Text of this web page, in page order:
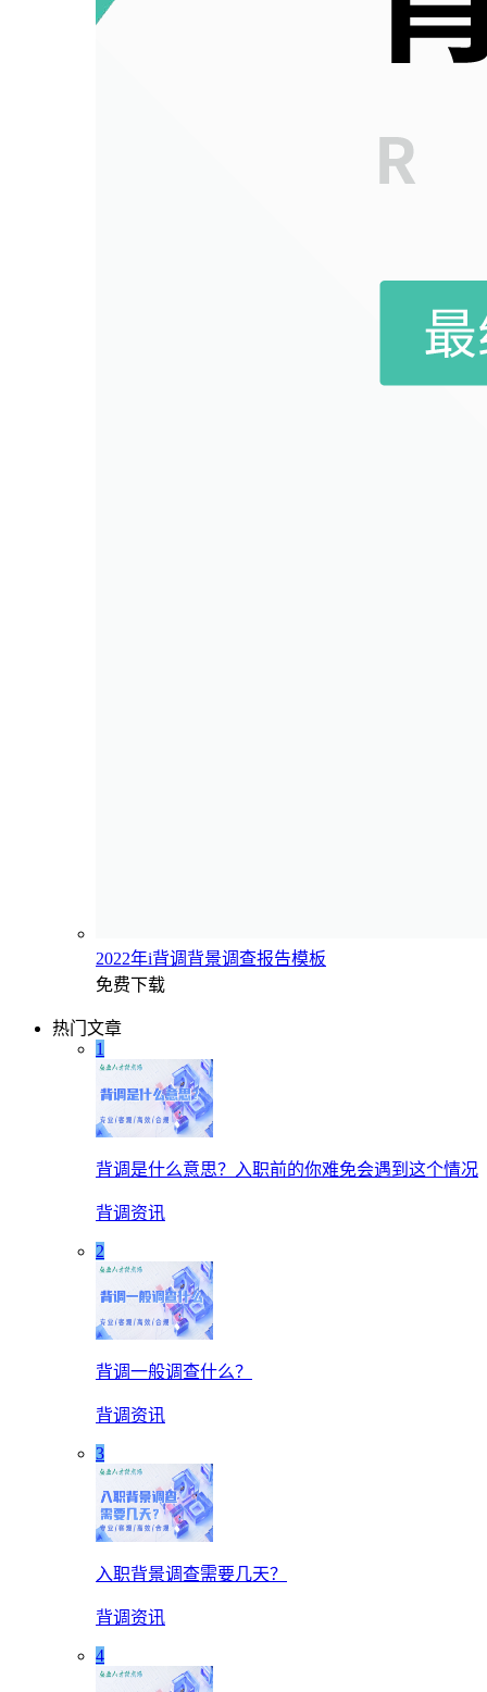
2022年i背调背景调查报告模板
免费下载
热门文章
1
背调是什么意思？入职前的你难免会遇到这个情况
背调资讯
2
背调一般调查什么？
背调资讯
3
入职背景调查需要几天？
背调资讯
4